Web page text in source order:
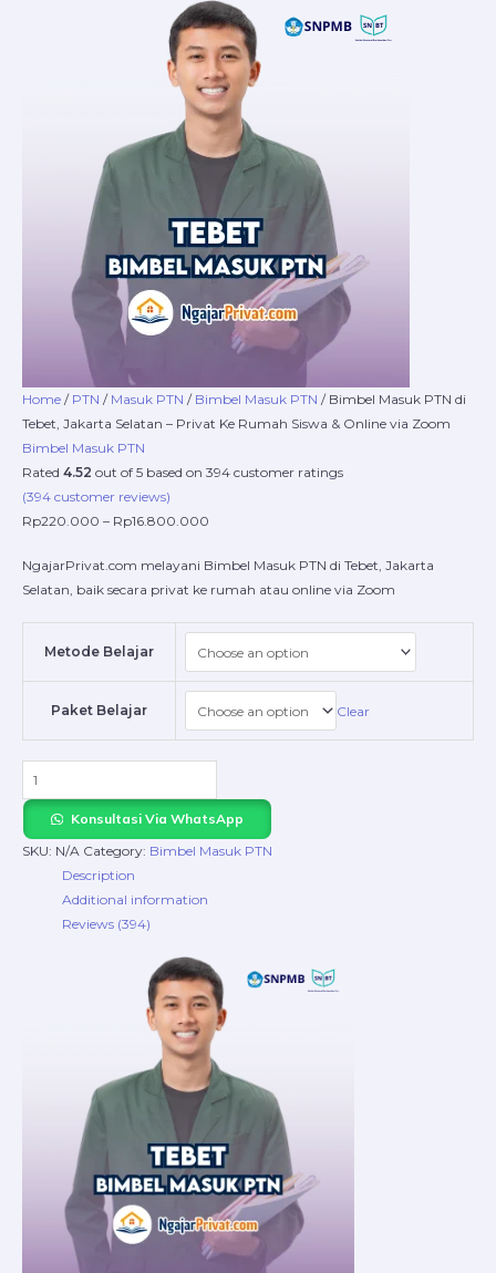
Home / PTN / Masuk PTN / Bimbel Masuk PTN / Bimbel Masuk PTN di
Tebet, Jakarta Selatan – Privat Ke Rumah Siswa & Online via Zoom
Bimbel Masuk PTN
Rated 4.52 out of 5 based on 394 customer ratings
(394 customer reviews)
Rp220.000 – Rp16.800.000
Price
range:
Rp220.000
through
Rp16.800.000
NgajarPrivat.com melayani Bimbel Masuk PTN di Tebet, Jakarta
Selatan, baik secara privat ke rumah atau online via Zoom
Metode Belajar
Paket Belajar Clear
quantity
Konsultasi Via WhatsApp
SKU: N/A Category: Bimbel Masuk PTN
Description
Additional information
Reviews (394)